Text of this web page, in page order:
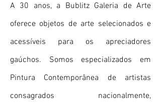
A 30 anos, a Bublitz Galeria de Arte
oferece objetos de arte selecionados e
acessíveis para os apreciadores
gaúchos. Somos especializados em
Pintura Contemporânea de artistas
consagrados nacionalmente,